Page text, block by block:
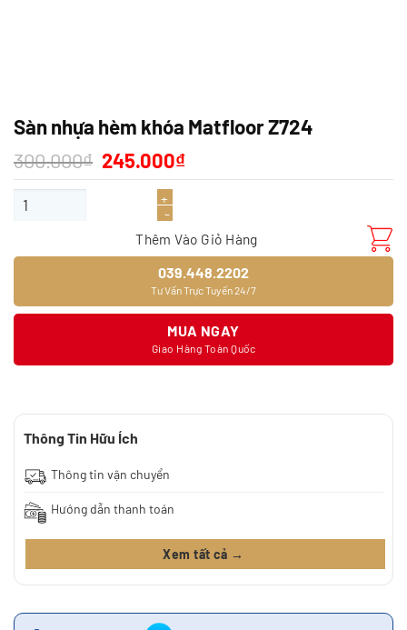
Sàn nhựa hèm khóa Matfloor Z724
300.000₫ Giá
gốc
là:
300.000₫.
245.000₫Giá
hiện
tại
Sàn nhựa hèm khóa Matfloor Z724 số lượng
Thêm Vào Giỏ Hàng
039.448.2202
Tư Vấn Trực Tuyến 24/7
MUA NGAY
Giao Hàng Toàn Quốc
Thông Tin Hữu Ích
Thông tin vận chuyển
Hướng dẫn thanh toán
Xem tất cả →